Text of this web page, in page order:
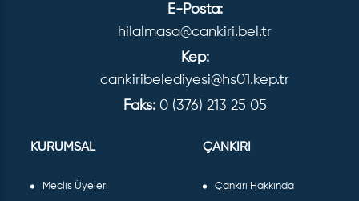
E-Posta:
hilalmasa@cankiri.bel.tr
Kep:
cankiribelediyesi@hs01.kep.tr
Faks: 0 (376) 213 25 05
KURUMSAL
Meclis Üyeleri
ÇANKIRI
Çankırı Hakkında